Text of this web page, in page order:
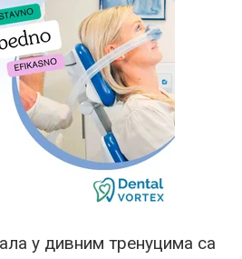
у дивним тренуцима са